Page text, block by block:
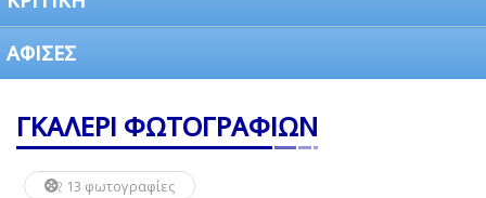
ΑΦΙΣΕΣ
ΓΚΑΛΕΡΙ ΦΩΤΟΓΡΑΦΙΩΝ
13 φωτογραφίες